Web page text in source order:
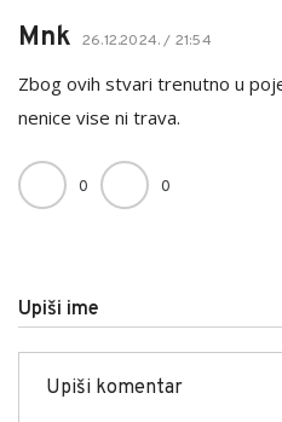
Mnk 26.12.2024. / 21:54
Zbog ovih stvari trenutno u
nenice vise ni trava.
0 0
Upiši ime